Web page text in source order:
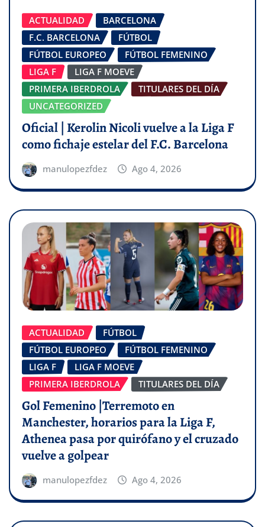
ACTUALIDAD
BARCELONA
F.C. BARCELONA
FÚTBOL
FÚTBOL EUROPEO
FÚTBOL FEMENINO
LIGA F
LIGA F MOEVE
PRIMERA IBERDROLA
TITULARES DEL DÍA
UNCATEGORIZED
Oficial | Kerolin Nicoli vuelve a la Liga F
como fichaje estelar del F.C. Barcelona
manulopezfdez Ago 4, 2026
ACTUALIDAD
FÚTBOL
FÚTBOL EUROPEO
FÚTBOL FEMENINO
LIGA F
LIGA F MOEVE
PRIMERA IBERDROLA
TITULARES DEL DÍA
Gol Femenino |Terremoto en
Manchester, horarios para la Liga F,
Athenea pasa por quirófano y el cruzado
vuelve a golpear
manulopezfdez Ago 4, 2026